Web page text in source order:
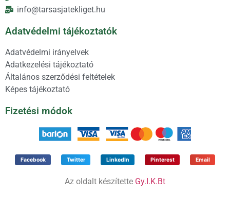
info@tarsasjatekliget.hu
Adatvédelmi tájékoztatók
Adatvédelmi irányelvek
Adatkezelési tájékoztató
Általános szerződési feltételek
Képes tájékoztató
Fizetési módok
Facebook Twitter LinkedIn Pinterest Email
Az oldalt készítette Gy.I.K.Bt